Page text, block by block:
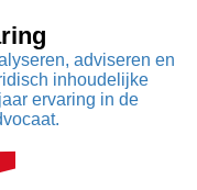
adviseren en
inhoudelijke
ervaring in de